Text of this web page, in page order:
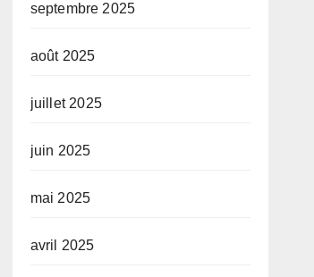
septembre 2025
août 2025
juillet 2025
juin 2025
mai 2025
avril 2025